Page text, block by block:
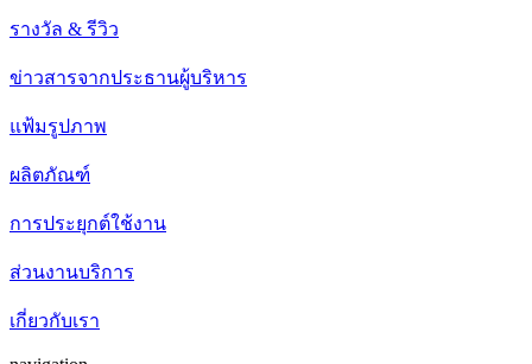
รางวัล & รีวิว
ข่าวสารจากประธานผู้บริหาร
แฟ้มรูปภาพ
ผลิตภัณฑ์
การประยุกต์ใช้งาน
ส่วนงานบริการ
เกี่ยวกับเรา